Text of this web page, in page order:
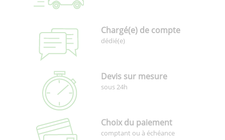
Chargé(e) de compte
dédié(e)
Devis sur mesure
sous 24h
Choix du paiement
comptant ou à échéance